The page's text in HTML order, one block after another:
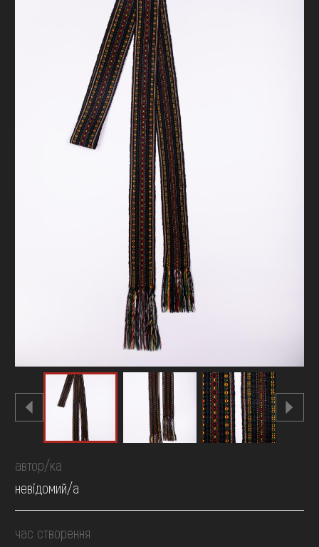
ОНЛАЙН-КРАМНИЦЯ
ПІДТРИМАТИ
автор/ка
невідомий/а
час створення